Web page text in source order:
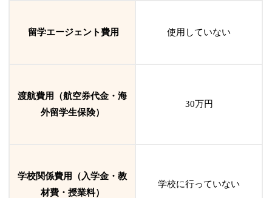
留学エージェント費用 使用していない
渡航費用（航空券代金・海
外留学生保険）
30万円
学校関係費用（入学金・教
材費・授業料）
学校に行っていない